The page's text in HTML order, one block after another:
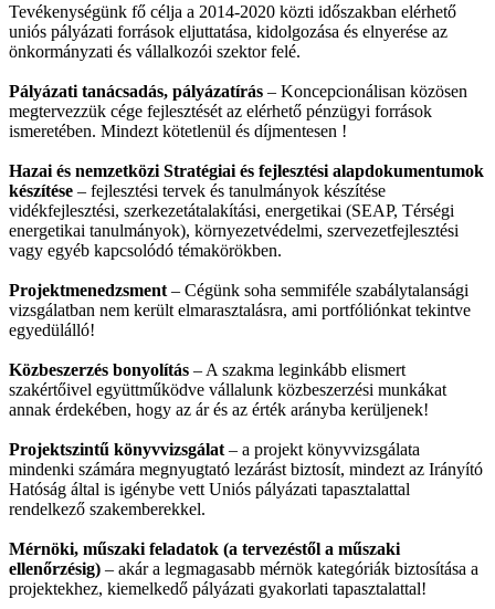
Tevékenységünk fő célja a 2014-2020 közti időszakban elérhető
uniós pályázati források eljuttatása, kidolgozása és elnyerése az
önkormányzati és vállalkozói szektor felé.
Pályázati tanácsadás, pályázatírás – Koncepcionálisan közösen
megtervezzük cége fejlesztését az elérhető pénzügyi források
ismeretében. Mindezt kötetlenül és díjmentesen !
Hazai és nemzetközi Stratégiai és fejlesztési alapdokumentumok
készítése – fejlesztési tervek és tanulmányok készítése
vidékfejlesztési, szerkezetátalakítási, energetikai (SEAP, Térségi
energetikai tanulmányok), környezetvédelmi, szervezetfejlesztési
vagy egyéb kapcsolódó témakörökben.
Projektmenedzsment – Cégünk soha semmiféle szabálytalansági
vizsgálatban nem került elmarasztalásra, ami portfóliónkat tekintve
egyedülálló!
Közbeszerzés bonyolítás – A szakma leginkább elismert
szakértőivel együttműködve vállalunk közbeszerzési munkákat
annak érdekében, hogy az ár és az érték arányba kerüljenek!
Projektszintű könyvvizsgálat – a projekt könyvvizsgálata
mindenki számára megnyugtató lezárást biztosít, mindezt az Irányító
Hatóság által is igénybe vett Uniós pályázati tapasztalattal
rendelkező szakemberekkel.
Mérnöki, műszaki feladatok (a tervezéstől a műszaki
ellenőrzésig) – akár a legmagasabb mérnök kategóriák biztosítása a
projektekhez, kiemelkedő pályázati gyakorlati tapasztalattal!